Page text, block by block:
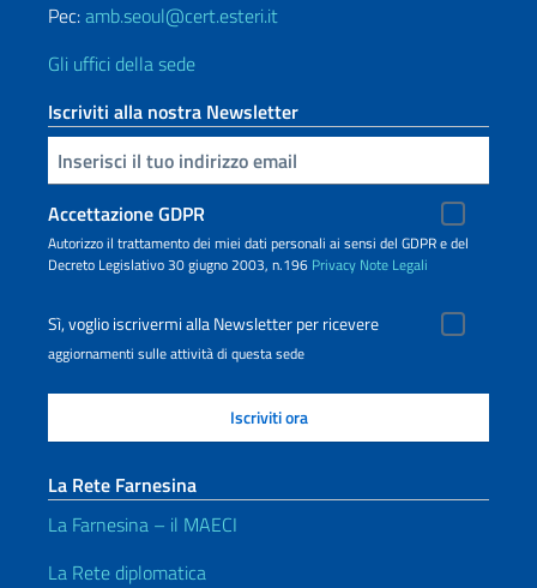
Pec:amb.seoul@cert.esteri.it
Gli uffici della sede
Iscriviti alla nostra Newsletter
Inserisci la tua email
Accettazione GDPR
Autorizzo il trattamento dei miei dati personali ai sensi del GDPR e del
Decreto Legislativo 30 giugno 2003, n.196 Privacy Note Legali
Sì, voglio iscrivermi alla Newsletter per ricevere
aggiornamenti sulle attività di questa sede
La Rete Farnesina
La Farnesina – il MAECI
La Rete diplomatica